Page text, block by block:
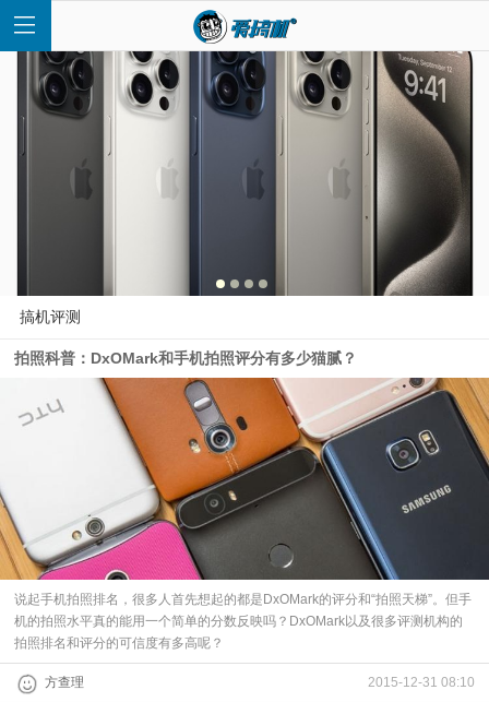
快
讯
评
视
频
科
普
搞机评测
拍照科普：DxOMark和手机拍照评分有多少猫腻？
说起手机拍照排名，很多人首先想起的都是DxOMark的评分和“拍照天梯”。但手
机的拍照水平真的能用一个简单的分数反映吗？DxOMark以及很多评测机构的
拍照排名和评分的可信度有多高呢？
方查理 2015-12-31 08:10